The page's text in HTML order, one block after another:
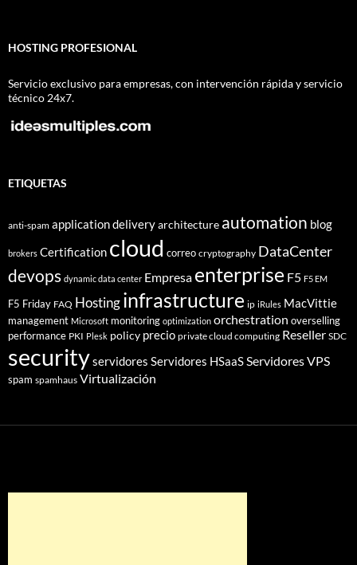
HOSTING PROFESIONAL
Servicio exclusivo para empresas, con intervención rápida y servicio
técnico 24x7.
ETIQUETAS
anti-spam application deliveryarchitecture automation blog
brokers Certification cloud correo cryptography DataCenter
devops dynamic data center Empresa enterprise F5 F5 EM
F5 Friday FAQ Hostinginfrastructure ip iRules MacVittie
management Microsoft monitoring optimization orchestration overselling
performance PKI Plesk policy precio private cloud computing Reseller SDC
securityservidores Servidores HSaaSServidores VPS
spam spamhaus Virtualización